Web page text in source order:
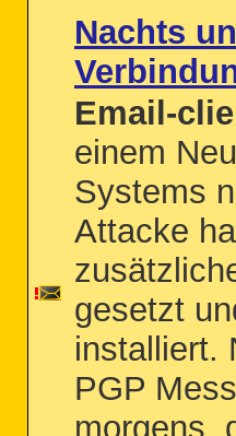
Nachts
Email-
einem
Systems
Attacke
gesetzt
installiert.
PGP
morgens,